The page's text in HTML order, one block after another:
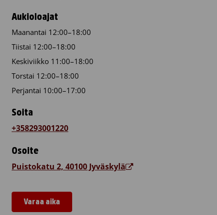
Aukioloajat
Maanantai 12:00–18:00
Tiistai 12:00–18:00
Keskiviikko 11:00–18:00
Torstai 12:00–18:00
Perjantai 10:00–17:00
Soita
+358293001220
Osoite
Puistokatu 2, 40100 Jyväskylä
Varaa aika
Veripalvelu Jyväskylä